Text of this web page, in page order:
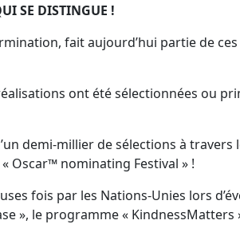
SE DISTINGUE !
fait aujourd’hui partie de
ont été sélectionnées ou
demi-millier de sélections à travers
Oscar™ nominating Festival » !
fois par les Nations-Unies lors
», le programme « KindnessMatters »